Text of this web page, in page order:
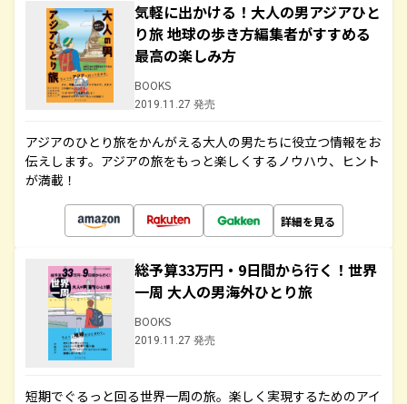
気軽に出かける！大人の男アジアひと
り旅 地球の歩き方編集者がすすめる
最高の楽しみ方
BOOKS
2019.11.27 発売
アジアのひとり旅をかんがえる大人の男たちに役立つ情報をお
伝えします。アジアの旅をもっと楽しくするノウハウ、ヒント
が満載！
詳細を見る
総予算33万円・9日間から行く！世界
一周 大人の男海外ひとり旅
BOOKS
2019.11.27 発売
短期でぐるっと回る世界一周の旅。楽しく実現するためのアイ